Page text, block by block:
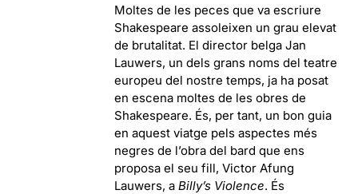
Moltes de les peces que va escriure
Shakespeare assoleixen un grau elevat
de brutalitat. El director belga Jan
Lauwers, un dels grans noms del teatre
europeu del nostre temps, ja ha posat
en escena moltes de les obres de
Shakespeare. És, per tant, un bon guia
en aquest viatge pels aspectes més
negres de l’obra del bard que ens
proposa el seu fill, Victor Afung
Lauwers, aBilly’s Violence. És